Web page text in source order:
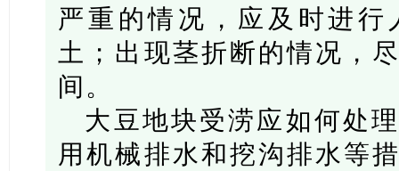
严重的情况，应及时进
土；出现茎折断的情况，
间。
大豆地块受涝应如何处
用机械排水和挖沟排水等